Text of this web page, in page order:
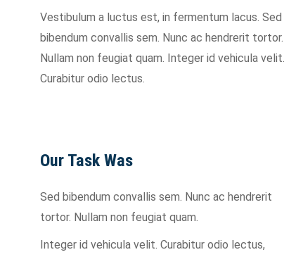
Vestibulum a luctus est, in fermentum lacus. Sed
bibendum convallis sem. Nunc ac hendrerit tortor.
Nullam non feugiat quam. Integer id vehicula velit.
Curabitur odio lectus.
Our Task Was
Sed bibendum convallis sem. Nunc ac hendrerit
tortor. Nullam non feugiat quam.
Integer id vehicula velit. Curabitur odio lectus,